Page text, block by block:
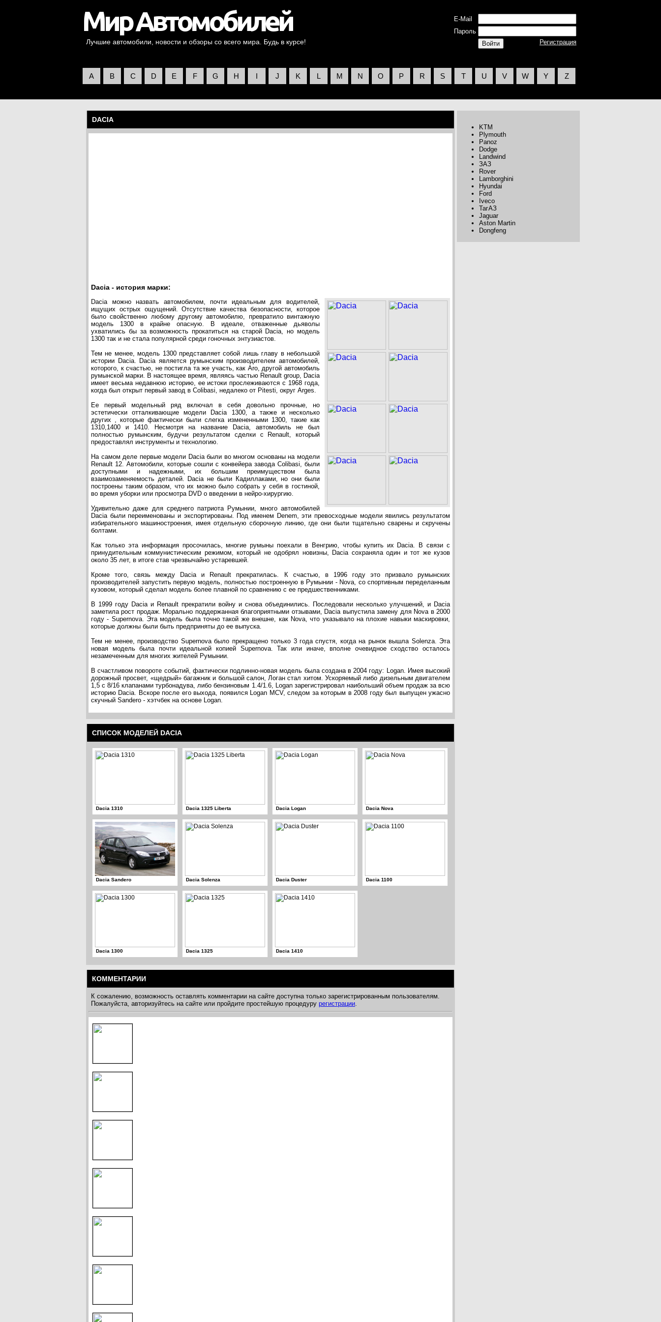
Лучшие автомобили, новости и обзоры со всего мира. Будь в курсе!
E-Mail
Пароль
Регистрация
A B C D E F G H I J K L M N O P R S T U V W Y Z
DACIA
Dacia - история марки:
Dacia можно назвать автомобилем, почти идеальным для водителей,
ищущих острых ощущений. Отсутствие качества безопасности, которое
было свойственно любому другому автомобилю, превратило винтажную
модель 1300 в крайне опасную. В идеале, отваженные дьяволы
ухватились бы за возможность прокатиться на старой Dacia, но модель
1300 так и не стала популярной среди гоночных энтузиастов.
Тем не менее, модель 1300 представляет собой лишь главу в небольшой
истории Dacia. Dacia является румынским производителем автомобилей,
которого, к счастью, не постигла та же участь, как Аrо, другой автомобиль
румынской марки. В настоящее время, являясь частью Renault group, Dacia
имеет весьма недавнюю историю, ее истоки прослеживаются с 1968 года,
когда был открыт первый завод в Colibasi, недалеко от Pitesti, округ Arges.
Ее первый модельный ряд включал в себя довольно прочные, но
эстетически отталкивающие модели Dacia 1300, а также и несколько
других , которые фактически были слегка измененными 1300, такие как
1310,1400 и 1410. Несмотря на название Dacia, автомобиль не был
полностью румынским, будучи результатом сделки с Renault, который
предоставлял инструменты и технологию.
На самом деле первые модели Dacia были во многом основаны на модели
Renault 12. Автомобили, которые сошли с конвейера завода Colibasi, были
доступными и надежными, их большим преимуществом была
взаимозаменяемость деталей. Dacia не были Кадиллаками, но они были
построены таким образом, что их можно было собрать у себя в гостиной,
во время уборки или просмотра DVD о введении в нейро-хирургию.
Удивительно даже для среднего патриота Румынии, много автомобилей
Dacia были переименованы и экспортированы. Под именем Denem, эти превосходные модели явились результатом
избирательного машиностроения, имея отдельную сборочную линию, где они были тщательно сварены и скручены
болтами.
Как только эта информация просочилась, многие румыны поехали в Венгрию, чтобы купить их Dacia. В связи с
принудительным коммунистическим режимом, который не одобрял новизны, Dacia сохраняла один и тот же кузов
около 35 лет, в итоге став чрезвычайно устаревшей.
Кроме того, связь между Dacia и Renault прекратилась. К счастью, в 1996 году это призвало румынских
производителей запустить первую модель, полностью построенную в Румынии - Nova, со спортивным переделанным
кузовом, который сделал модель более плавной по сравнению с ее предшественниками.
В 1999 году Dacia и Renault прекратили войну и снова объединились. Последовали несколько улучшений, и Dacia
заметила рост продаж. Морально поддержанная благоприятными отзывами, Dacia выпустила замену для Nova в 2000
году - Supernova. Эта модель была точно такой же внешне, как Nova, что указывало на плохие навыки маскировки,
которые должны были быть предприняты до ее выпуска.
Тем не менее, производство Supernova было прекращено только 3 года спустя, когда на рынок вышла Solenza. Эта
новая модель была почти идеальной копией Supernova. Так или иначе, вполне очевидное сходство осталось
незамеченным для многих жителей Румынии.
В счастливом повороте событий, фактически подлинно-новая модель была создана в 2004 году: Logan. Имея высокий
дорожный просвет, «щедрый» багажник и большой салон, Логан стал хитом. Ускоряемый либо дизельным двигателем
1,5 с 8/16 клапанами турбонадува, либо бензиновым 1.4/1.6, Logan зарегистрировал наибольший объем продаж за всю
историю Dacia. Вскоре после его выхода, появился Logan MCV, следом за которым в 2008 году был выпущен ужасно
скучный Sandero - хэтчбек на основе Logan.
СПИСОК МОДЕЛЕЙ DACIA
Dacia 1310 Dacia 1325 Liberta Dacia Logan Dacia Nova
Dacia Sandero Dacia Solenza Dacia Duster Dacia 1100
Dacia 1300 Dacia 1325 Dacia 1410
КОММЕНТАРИИ
К сожалению, возможность оставлять комментарии на сайте доступна только зарегистрированным пользователям.
Пожалуйста, авторизуйтесь на сайте или пройдите простейшую процедуру регистрации.
KTM
Plymouth
Panoz
Dodge
Landwind
ЗАЗ
Rover
Lamborghini
Hyundai
Ford
Iveco
ТагАЗ
Jaguar
Aston Martin
Dongfeng